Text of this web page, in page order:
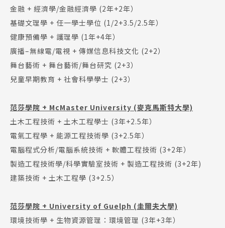
護理 加拿大RO 任意門 遊學團
教育學區
Pathway
金融 + 經濟學/金融經濟學 (2年+2年）
基礎文理學 + 任一學士學位 (1/2+3.5/2.5年）
健康預備學 + 護理學 (1年+4年）
廣播–無線電/電視 + 傳媒信息科技文化 (2+2）
舞台藝術 + 舞台藝術/舞台研究 (2+3）
兒童早期教育 + 社會科學學士 (2+3）
范莎學院 + McMaster University (麥克馬斯特大學)
土木工程技術 + 土木工程學士 (3年+2.5年）
電氣工程學 + 能源工程技術學 (3+2.5年）
電腦程式分析/電腦系統技術 + 軟體工程技術 (3+2年）
製造工程技術學/科學實驗室技術 + 製造工程技術 (3+2年)
建築技術 + 土木工程學 (3+2.5）
范莎學院 + University of Guelph (圭爾夫大學)
環境技術學 + 生物資源管理：環境管理 (3年+3年）